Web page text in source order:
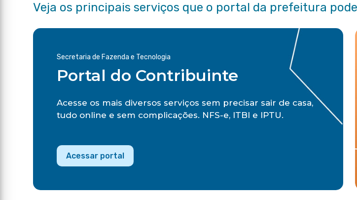
Veja os principais serviços que o portal da prefeitura
Secretaria de Fazenda e Tecnologia
Portal do Contribuinte
Acesse os mais diversos serviços sem precisar sair de casa,
tudo online e sem complicações. NFS-e, ITBI e IPTU.
Acessar portal